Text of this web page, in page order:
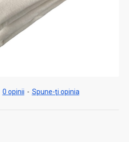
0 opinii - Spune-ţi opinia